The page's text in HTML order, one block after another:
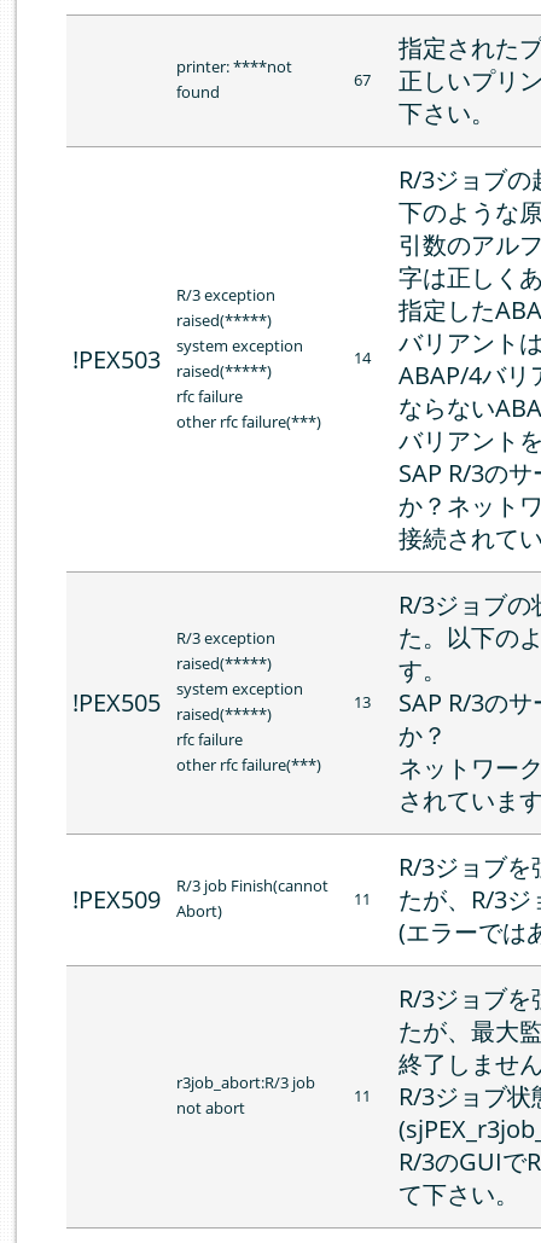
printer: ****not
found
67
指定された
正しいプリ
下さい。
!PEX503
R/3 exception
raised(*****)
system exception
raised(*****)
rfc failure
other rfc failure(***)
14
R/3ジョブ
下のような
引数のアル
字は正しく
指定した
バリアント
ABAP/4バリ
ならない
バリアント
SAP R/3の
か？ネット
接続されて
!PEX505
R/3 exception
raised(*****)
system exception
raised(*****)
rfc failure
other rfc failure(***)
13
R/3ジョブ
た。以下の
す。
SAP R/3の
か？
ネットワー
されていま
!PEX509
R/3 job Finish(cannot
Abort)
11
R/3ジョブ
たが、R/3
(エラーでは
r3job_abort:R/3 job
not abort
11
R/3ジョブ
たが、最大
終了しませ
R/3ジョブ
R/3のGUIで
て下さい。